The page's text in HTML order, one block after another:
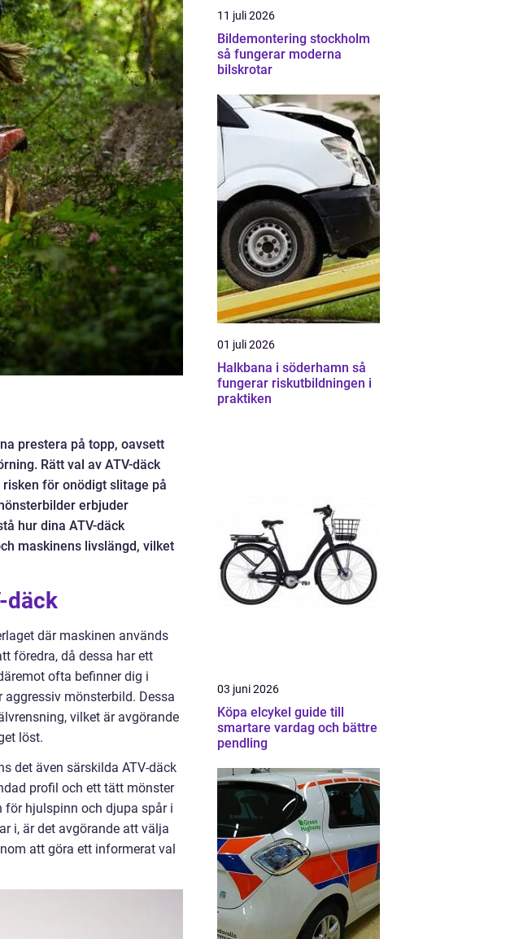
prestera på topp, oavsett
. Rätt val av ATV-däck
för onödigt slitage på
erbjuder
hur dina ATV-däck
maskinens livslängd, vilket
däck
där maskinen används
föredra, då dessa har ett
ofta befinner dig i
aggressiv mönsterbild. Dessa
vilket är avgörande
löst.
det även särskilda ATV-däck
profil och ett tätt mönster
för hjulspinn och djupa spår i
i, är det avgörande att välja
att göra ett informerat val
11 juli 2026
Bildemontering stockholm
så fungerar moderna
bilskrotar
01 juli 2026
Halkbana i söderhamn så
fungerar riskutbildningen i
praktiken
03 juni 2026
Köpa elcykel guide till
smartare vardag och bättre
pendling